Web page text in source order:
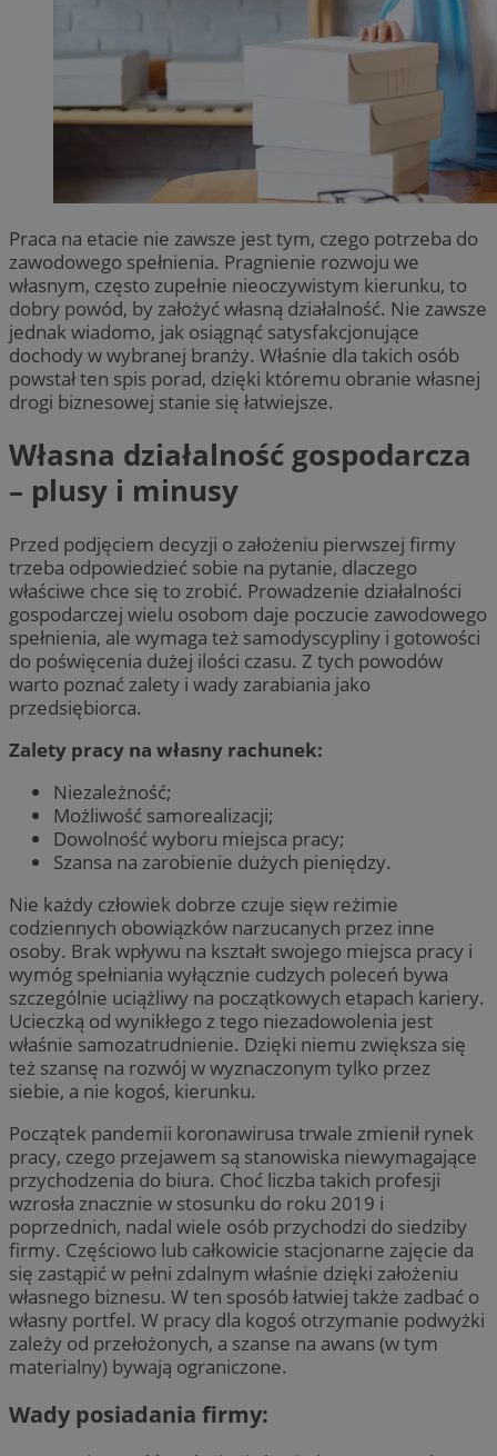
Praca na etacie nie zawsze jest tym, czego potrzeba do
zawodowego spełnienia. Pragnienie rozwoju we
własnym, często zupełnie nieoczywistym kierunku, to
dobry powód, by założyć własną działalność. Nie zawsze
jednak wiadomo, jak osiągnąć satysfakcjonujące
dochody w wybranej branży. Właśnie dla takich osób
powstał ten spis porad, dzięki któremu obranie własnej
drogi biznesowej stanie się łatwiejsze.
Własna działalność gospodarcza
– plusy i minusy
Przed podjęciem decyzji o założeniu pierwszej firmy
trzeba odpowiedzieć sobie na pytanie, dlaczego
właściwe chce się to zrobić. Prowadzenie działalności
gospodarczej wielu osobom daje poczucie zawodowego
spełnienia, ale wymaga też samodyscypliny i gotowości
do poświęcenia dużej ilości czasu. Z tych powodów
warto poznać zalety i wady zarabiania jako
przedsiębiorca.
Zalety pracy na własny rachunek:
Niezależność;
Możliwość samorealizacji;
Dowolność wyboru miejsca pracy;
Szansa na zarobienie dużych pieniędzy.
Nie każdy człowiek dobrze czuje sięw reżimie
codziennych obowiązków narzucanych przez inne
osoby. Brak wpływu na kształt swojego miejsca pracy i
wymóg spełniania wyłącznie cudzych poleceń bywa
szczególnie uciążliwy na początkowych etapach kariery.
Ucieczką od wynikłego z tego niezadowolenia jest
właśnie samozatrudnienie. Dzięki niemu zwiększa się
też szansę na rozwój w wyznaczonym tylko przez
siebie, a nie kogoś, kierunku.
Początek pandemii koronawirusa trwale zmienił rynek
pracy, czego przejawem są stanowiska niewymagające
przychodzenia do biura. Choć liczba takich profesji
wzrosła znacznie w stosunku do roku 2019 i
poprzednich, nadal wiele osób przychodzi do siedziby
firmy. Częściowo lub całkowicie stacjonarne zajęcie da
się zastąpić w pełni zdalnym właśnie dzięki założeniu
własnego biznesu. W ten sposób łatwiej także zadbać o
własny portfel. W pracy dla kogoś otrzymanie podwyżki
zależy od przełożonych, a szanse na awans (w tym
materialny) bywają ograniczone.
Wady posiadania firmy: